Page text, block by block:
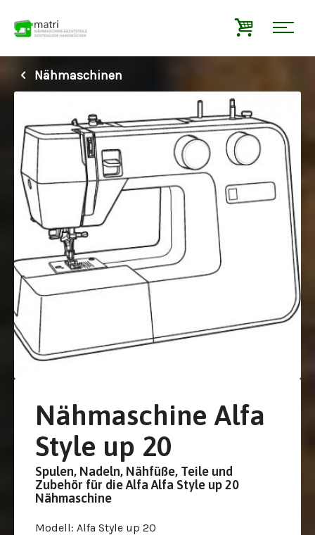
Nähmaschinen
Nähmaschine Alfa
Style up 20
Spulen, Nadeln, Nähfüße, Teile und
Zubehör für die Alfa Alfa Style up 20
Nähmaschine
Modell: Alfa Style up 20